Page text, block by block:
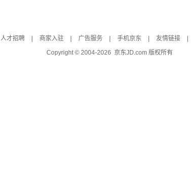
人才招聘 商家入驻 广告服务 手机京东 友情链接
Copyright © 2004-2026 京东JD.com 版权所有